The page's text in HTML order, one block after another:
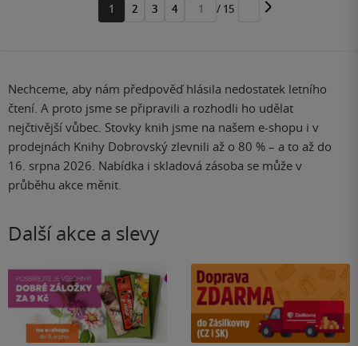
1 2 3 4
Přejít
/ 15
Nechceme, aby nám předpověď hlásila nedostatek letního
čtení. A proto jsme se připravili a rozhodli ho udělat
nejčtivější vůbec. Stovky knih jsme na našem e-shopu i v
prodejnách Knihy Dobrovský zlevnili až o 80 % – a to až do
16. srpna 2026. Nabídka i skladová zásoba se může v
průběhu akce měnit.
Další akce a slevy